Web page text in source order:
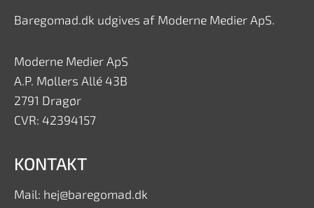
Baregomad.dk udgives af Moderne Medier ApS.
Moderne Medier ApS
A.P. Møllers Allé 43B
2791 Dragør
CVR: 42394157
KONTAKT
Mail: hej@baregomad.dk